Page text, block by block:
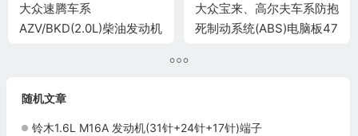
大众速腾车系
AZV/BKD(2.0L)柴油发动机
大众宝来、高尔夫车系防抱
死制动系统(ABS)电脑板47
随机文章
铃木1.6L M16A 发动机(31针+24针+17针)端子